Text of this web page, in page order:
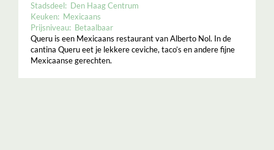
Stadsdeel: Den Haag Centrum
Keuken: Mexicaans
Prijsniveau: Betaalbaar
Queru is een Mexicaans restaurant van Alberto Nol. In de
cantina Queru eet je lekkere ceviche, taco’s en andere fijne
Mexicaanse gerechten.